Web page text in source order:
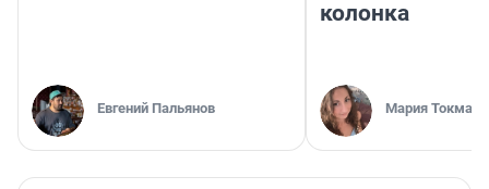
Евгений Пальянов
колонка
Мария